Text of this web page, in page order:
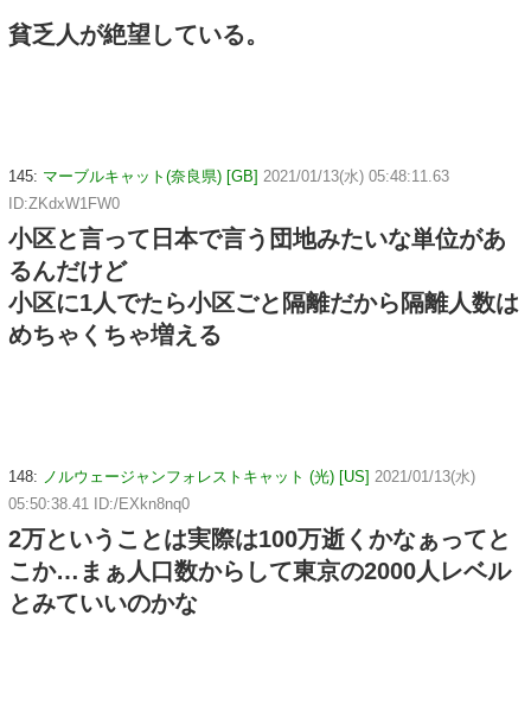
貧乏人が絶望している。
145: マーブルキャット(奈良県) [GB] 2021/01/13(水) 05:48:11.63
ID:ZKdxW1FW0
小区と言って日本で言う団地みたいな単位があ
るんだけど
小区に1人でたら小区ごと隔離だから隔離人数は
めちゃくちゃ増える
148: ノルウェージャンフォレストキャット (光) [US] 2021/01/13(水)
05:50:38.41 ID:/EXkn8nq0
2万ということは実際は100万逝くかなぁってと
こか…まぁ人口数からして東京の2000人レベル
とみていいのかな